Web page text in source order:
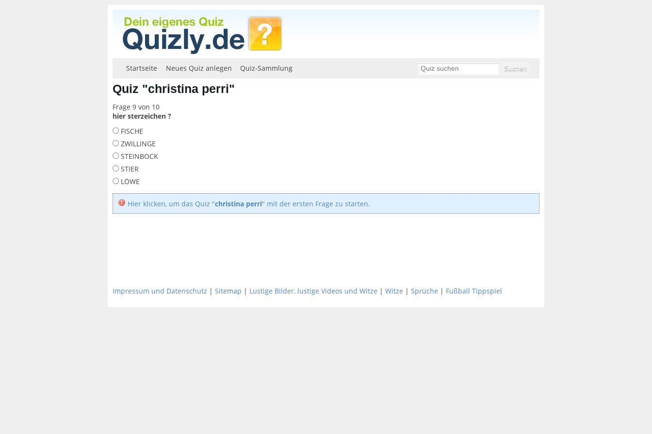
Startseite Neues Quiz anlegen Quiz-Sammlung
Quiz "christina perri"
Frage 9 von 10
hier sterzeichen ?
FISCHE
ZWILLINGE
STEINBOCK
STIER
LÖWE
Hier klicken, um das Quiz "christina perri" mit der ersten Frage zu starten.
Impressum und Datenschutz | Sitemap | Lustige Bilder, lustige Videos und Witze | Witze | Sprüche | Fußball Tippspiel